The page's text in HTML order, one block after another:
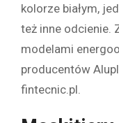
kolorze białym,
też inne odcienie.
modelami
producentów
fintecnic.pl.